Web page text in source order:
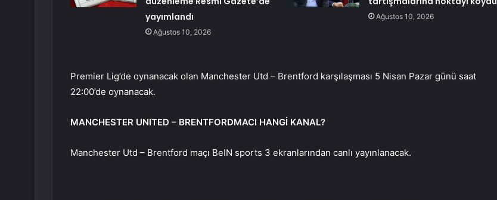
yayımlandı
Ağustos 10, 2026
Ağustos 10, 2026
Premier Lig’de oynanacak olan Manchester Utd – Brentford karşılaşması 5 Nisan Pazar günü saat
22:00’de oynanacak.
MANCHESTER UNITED – BRENTFORDMACI HANGİ KANAL?
Manchester Utd – Brentford maçı BeIN sports 3 ekranlarından canlı yayınlanacak.